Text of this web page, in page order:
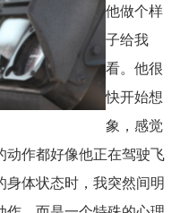
他做个样
子给我
看。他很
快开始想
象，感觉
动作都好像他正在驾驶飞
身体状态时，我突然间明